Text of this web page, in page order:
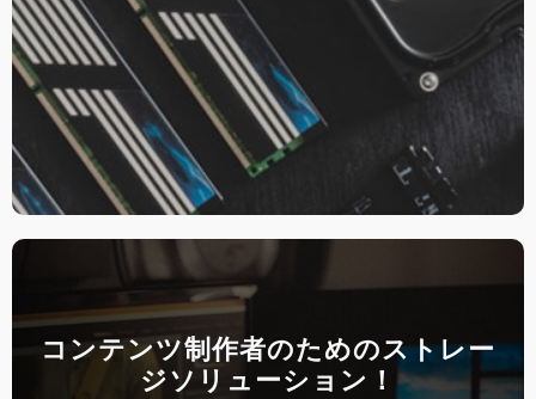
コンテンツ制作者のためのストレー
ジソリューション！